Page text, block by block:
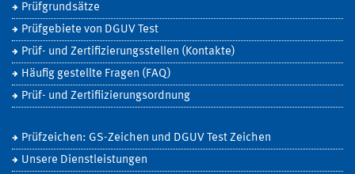
Prüfgrundsätze
Prüfgebiete von DGUV Test
Prüf- und Zertifizierungsstellen (Kontakte)
Häufig gestellte Fragen (FAQ)
Prüf- und Zertifiizierungsordnung
Prüfzeichen: GS-Zeichen und DGUV Test Zeichen
Unsere Dienstleistungen